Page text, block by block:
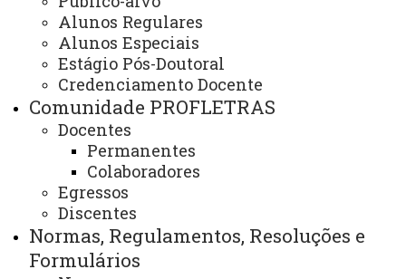
Alunos Regulares
Alunos Especiais
Estágio Pós-Doutoral
Credenciamento Docente
Comunidade PROFLETRAS
Docentes
Permanentes
Colaboradores
Egressos
Discentes
Normas, Regulamentos, Resoluções e
Formulários
Calendário de Defesas /
Qualificações
Cronograma das Bancas de defesa de Dissertação
2023.
Data da Defesa:
19/06/2023 às 14h - Remota
síncrona